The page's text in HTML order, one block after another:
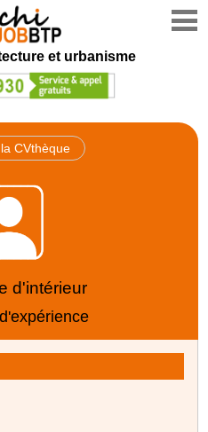
et urbanisme
CVthèque
d'intérieur